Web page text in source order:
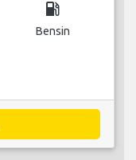
local_gas_station
Bensin